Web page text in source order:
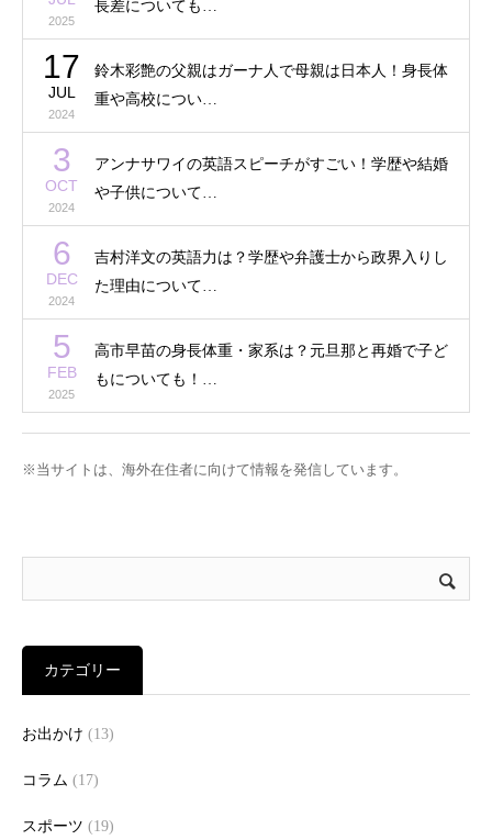
2025
長差についても…
17
JUL
2024
鈴木彩艶の父親はガーナ人で母親は日本人！身長体
重や高校につい…
3
OCT
2024
アンナサワイの英語スピーチがすごい！学歴や結婚
や子供について…
6
DEC
2024
吉村洋文の英語力は？学歴や弁護士から政界入りし
た理由について…
5
FEB
2025
高市早苗の身長体重・家系は？元旦那と再婚で子ど
もについても！…
※当サイトは、海外在住者に向けて情報を発信しています。
カテゴリー
お出かけ (13)
コラム (17)
スポーツ (19)